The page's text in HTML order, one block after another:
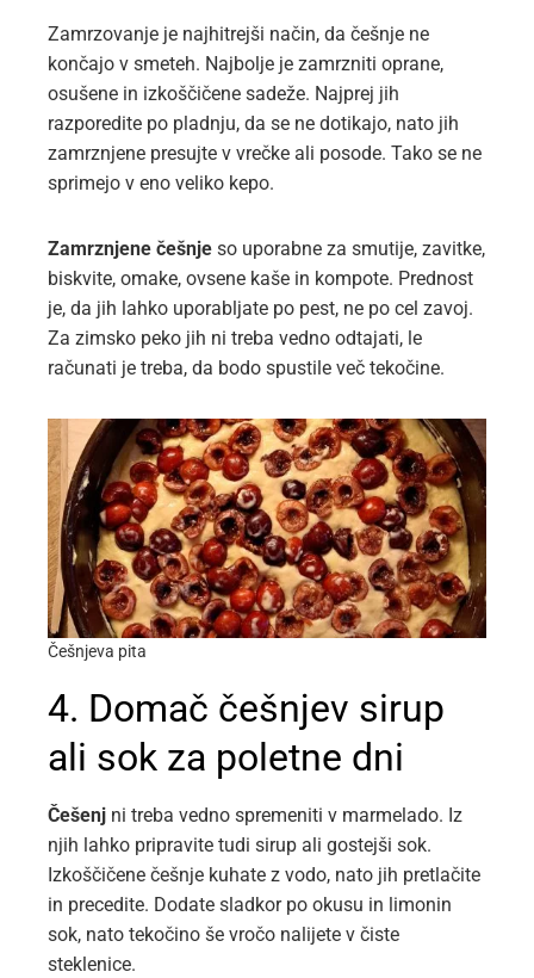
Zamrzovanje je najhitrejši način, da češnje ne
končajo v smeteh. Najbolje je zamrzniti oprane,
osušene in izkoščičene sadeže. Najprej jih
razporedite po pladnju, da se ne dotikajo, nato jih
zamrznjene presujte v vrečke ali posode. Tako se ne
sprimejo v eno veliko kepo.
Zamrznjene češnje so uporabne za smutije, zavitke,
biskvite, omake, ovsene kaše in kompote. Prednost
je, da jih lahko uporabljate po pest, ne po cel zavoj.
Za zimsko peko jih ni treba vedno odtajati, le
računati je treba, da bodo spustile več tekočine.
Češnjeva pita
4. Domač češnjev sirup
ali sok za poletne dni
Češenj ni treba vedno spremeniti v marmelado. Iz
njih lahko pripravite tudi sirup ali gostejši sok.
Izkoščičene češnje kuhate z vodo, nato jih pretlačite
in precedite. Dodate sladkor po okusu in limonin
sok, nato tekočino še vročo nalijete v čiste
steklenice.